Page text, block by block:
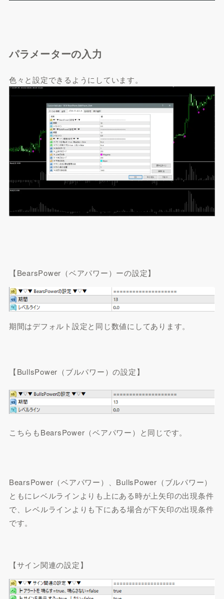
パラメーターの入力
色々と設定できるようにしています。
【BearsPower（ベアパワー）ーの設定】
期間はデフォルト設定と同じ数値にしてあります。
【BullsPower（ブルパワー）の設定】
こちらもBearsPower（ベアパワー）と同じです。
BearsPower（ベアパワー）、BullsPower（ブルパワー）
ともに レベルラインよりも上にある時が上矢印の出現条件
で、 レベルラインよりも下にある場合が下矢印の出現条件
です。
【サイン関連の設定】